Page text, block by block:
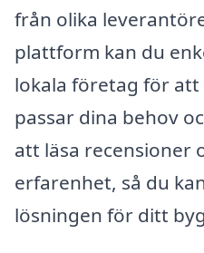
från olika
plattform kan du
lokala företag för
passar dina behov
att läsa recensioner
erfarenhet, så du
lösningen för ditt